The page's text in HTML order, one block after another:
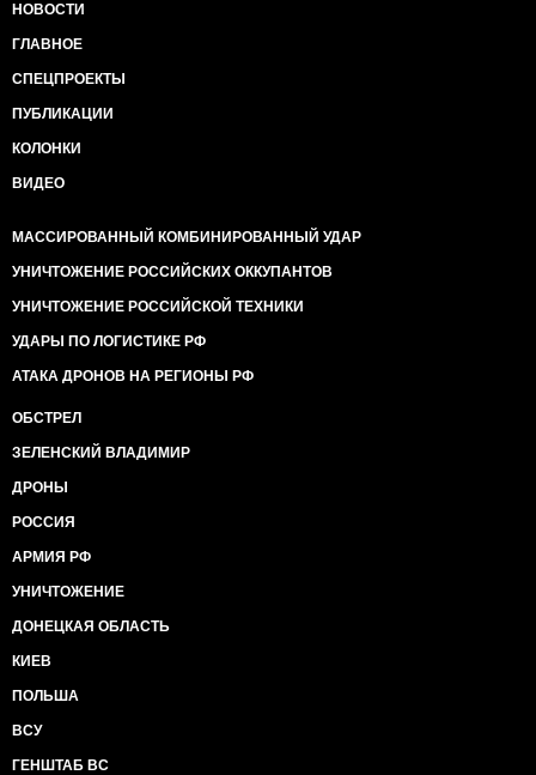
НОВОСТИ
ГЛАВНОЕ
СПЕЦПРОЕКТЫ
ПУБЛИКАЦИИ
КОЛОНКИ
ВИДЕО
МАССИРОВАННЫЙ КОМБИНИРОВАННЫЙ УДАР
УНИЧТОЖЕНИЕ РОССИЙСКИХ ОККУПАНТОВ
УНИЧТОЖЕНИЕ РОССИЙСКОЙ ТЕХНИКИ
УДАРЫ ПО ЛОГИСТИКЕ РФ
АТАКА ДРОНОВ НА РЕГИОНЫ РФ
ОБСТРЕЛ
ЗЕЛЕНСКИЙ ВЛАДИМИР
ДРОНЫ
РОССИЯ
АРМИЯ РФ
УНИЧТОЖЕНИЕ
ДОНЕЦКАЯ ОБЛАСТЬ
КИЕВ
ПОЛЬША
ВСУ
ГЕНШТАБ ВС